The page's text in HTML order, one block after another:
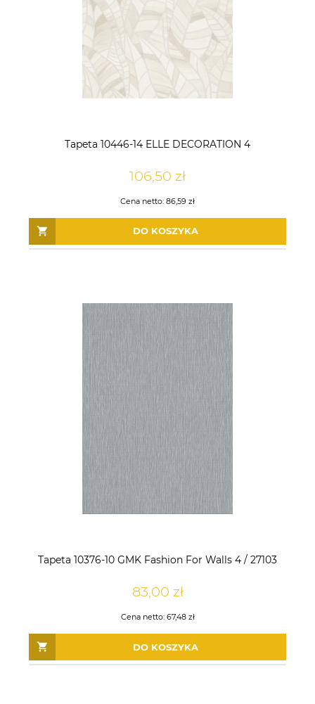
Tapeta 10446-14 ELLE DECORATION 4
106,50 zł
Cena netto: 86,59 zł
DO KOSZYKA
Tapeta 10376-10 GMK Fashion For Walls 4 / 27103
83,00 zł
Cena netto: 67,48 zł
DO KOSZYKA